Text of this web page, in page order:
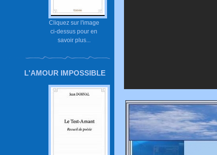
Cliquez sur l'image
ci-dessus pour en
savoir plus...
L'AMOUR IMPOSSIBLE